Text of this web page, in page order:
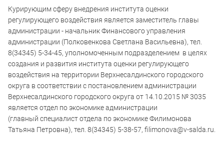
Курирующим сферу внедрения института оценки
регулирующего воздействия является заместитель главы
администрации - начальник Финансового управления
администрации (Полковенкова Светлана Васильевна), тел.
8(34345) 5-34-45, уполномоченным подразделением в целях
создания и развития института оценки регулирующего
воздействия на территории Верхнесалдинского городского
округа в соответствии с постановлением администрации
Верхнесалдинского городского округа от 14.10.2015 № 3035
является отдел по экономике администрации
(главный специалист отдела по экономике Филимонова
Татьяна Петровна), тел. 8(34345) 5-38-57, filimonova@v-salda .ru.